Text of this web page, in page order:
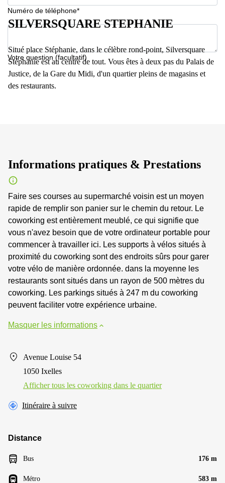
Numéro de téléphone*
Votre question (facultatif)
SILVERSQUARE STEPHANIE
Situé place Stéphanie, dans le célèbre rond-point, Silversquare
Stéphanie est au centre de tout. Vous êtes à deux pas du Palais de
Justice, de la Gare du Midi, d'un quartier pleins de magasins et
des restaurants.
Informations pratiques & Prestations
Faire ses courses au supermarché voisin est un moyen
rapide de remplir son panier sur le chemin du retour. Le
coworking est entièrement meublé, ce qui signifie que
vous n'avez besoin que de votre ordinateur portable pour
commencer à travailler ici. Les supports à vélos situés à
proximité du coworking sont des endroits sûrs pour garer
votre vélo de manière ordonnée. dans la moyenne les
restaurants sont situés dans un rayon de 500 mètres du
coworking. Les parkings situés à 247 m du coworking
peuvent faciliter votre expérience urbaine.
Masquer les informations
Avenue Louise 54
1050 Ixelles
Afficher tous les сoworking dans le quartier
Itinéraire à suivre
Distance
Bus 176 m
Métro 583 m